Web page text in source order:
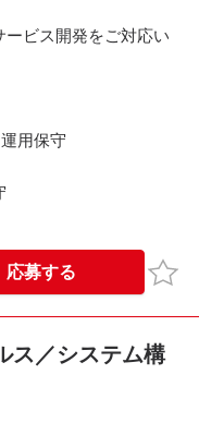
ビス開発をご対応い
用保守
応募する お気
／システム構